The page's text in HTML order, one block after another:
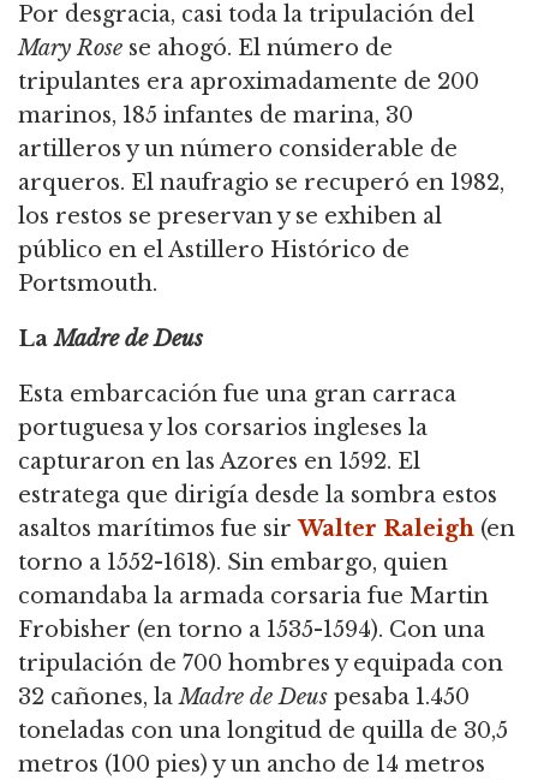
Por desgracia, casi toda la tripulación del
Mary Rose se ahogó. El número de
tripulantes era aproximadamente de 200
marinos, 185 infantes de marina, 30
artilleros y un número considerable de
arqueros. El naufragio se recuperó en 1982,
los restos se preservan y se exhiben al
público en el Astillero Histórico de
Portsmouth.
LaMadre de Deus
Esta embarcación fue una gran carraca
portuguesa y los corsarios ingleses la
capturaron en las Azores en 1592. El
estratega que dirigía desde la sombra estos
asaltos marítimos fue sirWalter Raleigh (en
torno a 1552-1618). Sin embargo, quien
comandaba la armada corsaria fue Martin
Frobisher (en torno a 1535-1594). Con una
tripulación de 700 hombres y equipada con
32 cañones, laMadre de Deus pesaba 1.450
toneladas con una longitud de quilla de 30,5
metros (100 pies) y un ancho de 14 metros